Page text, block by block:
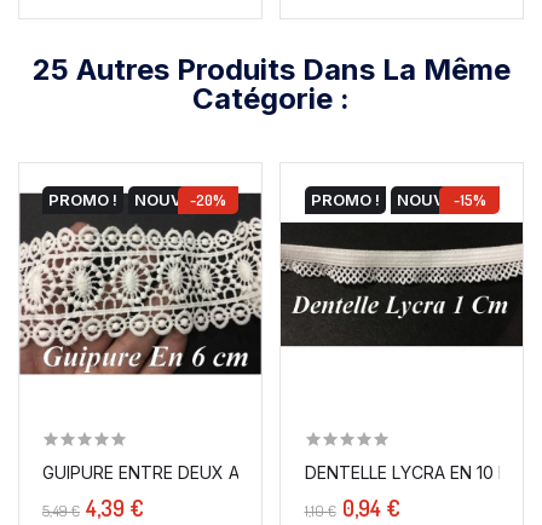
25 Autres Produits Dans La Même
Catégorie :
PROMO ! NOUVEAU
-20%
GUIPURE ENTRE DEUX AU MÈTRE EN 6 CM BLANCHE...
5,49 € 4,39 €
PROMO ! NOUVEAU
-15%
DENTELLE LYCRA EN 10 MM
1,10 € 0,94 €